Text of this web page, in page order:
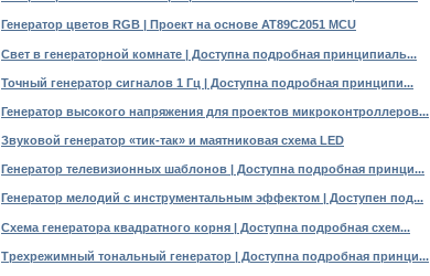
Генератор цветов RGB | Проект на основе AT89C2051 MCU
Свет в генераторной комнате | Доступна подробная принципиаль...
Точный генератор сигналов 1 Гц | Доступна подробная принципи...
Генератор высокого напряжения для проектов микроконтроллеров...
Звуковой генератор «тик-так» и маятниковая схема LED
Генератор телевизионных шаблонов | Доступна подробная принци...
Генератор мелодий с инструментальным эффектом | Доступен под...
Схема генератора квадратного корня | Доступна подробная схем...
Трехрежимный тональный генератор | Доступна подробная принци...